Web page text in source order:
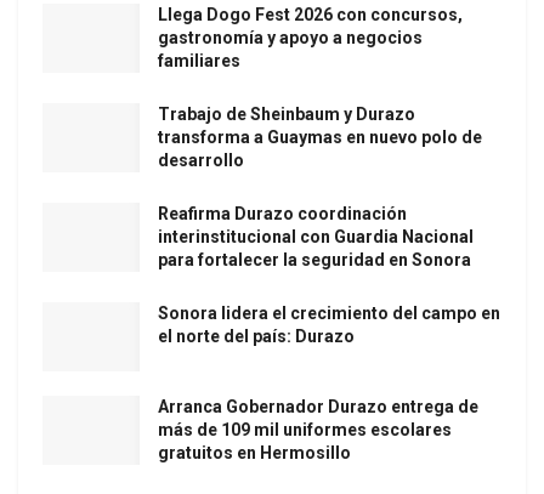
Llega Dogo Fest 2026 con concursos,
gastronomía y apoyo a negocios
familiares
Trabajo de Sheinbaum y Durazo
transforma a Guaymas en nuevo polo de
desarrollo
Reafirma Durazo coordinación
interinstitucional con Guardia Nacional
para fortalecer la seguridad en Sonora
Sonora lidera el crecimiento del campo en
el norte del país: Durazo
Arranca Gobernador Durazo entrega de
más de 109 mil uniformes escolares
gratuitos en Hermosillo